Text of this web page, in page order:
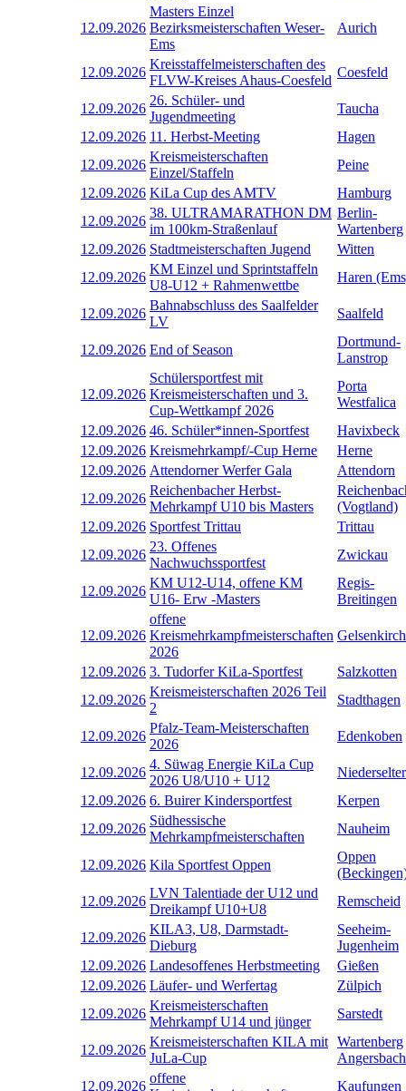
12.09.2026
Masters Einzel
Bezirksmeisterschaften Weser-
Ems
Aurich
12.09.2026
Kreisstaffelmeisterschaften des
FLVW-Kreises Ahaus-Coesfeld
Coesfeld
12.09.2026
26. Schüler- und
Jugendmeeting
Taucha
12.09.2026 11. Herbst-Meeting
Hagen
12.09.2026
Kreismeisterschaften
Einzel/Staffeln
Peine
12.09.2026 KiLa Cup des AMTV
Hamburg
12.09.2026
38. ULTRAMARATHON DM
im 100km-Straßenlauf
Berlin-
Wartenberg
12.09.2026 Stadtmeisterschaften Jugend
Witten
12.09.2026
KM Einzel und Sprintstaffeln
U8-U12 + Rahmenwettbe
Haren
12.09.2026
Bahnabschluss des Saalfelder
LV
Saalfeld
12.09.2026 End of Season
Dortmund-
Lanstrop
12.09.2026
Schülersportfest mit
Kreismeisterschaften und 3.
Cup-Wettkampf 2026
Porta
Westfalica
12.09.2026 46. Schüler*innen-Sportfest
Havixbeck
12.09.2026 Kreismehrkampf/-Cup Herne
Herne
12.09.2026 Attendorner Werfer Gala
Attendorn
12.09.2026
Reichenbacher Herbst-
Mehrkampf U10 bis Masters
(Vogtland)
12.09.2026 Sportfest Trittau
Trittau
12.09.2026
23. Offenes
Nachwuchssportfest
Zwickau
12.09.2026
KM U12-U14, offene KM
U16- Erw -Masters
Regis-
Breitingen
12.09.2026
offene
Kreismehrkampfmeisterschaften
2026
12.09.2026 3. Tudorfer KiLa-Sportfest
Salzkotten
12.09.2026
Kreismeisterschaften 2026 Teil
2
Stadthagen
12.09.2026
Pfalz-Team-Meisterschaften
2026
Edenkoben
12.09.2026
4. Süwag Energie KiLa Cup
2026 U8/U10 + U12
12.09.2026 6. Buirer Kindersportfest
Kerpen
12.09.2026
Südhessische
Mehrkampfmeisterschaften
Nauheim
12.09.2026 Kila Sportfest Oppen
Oppen
12.09.2026
LVN Talentiade der U12 und
Dreikampf U10+U8
Remscheid
12.09.2026
KILA3, U8, Darmstadt-
Dieburg
Seeheim-
Jugenheim
12.09.2026 Landesoffenes Herbstmeeting
Gießen
12.09.2026 Läufer- und Werfertag
Zülpich
12.09.2026
Kreismeisterschaften
Mehrkampf U14 und jünger
Sarstedt
12.09.2026
Kreismeisterschaften KILA mit
JuLa-Cup
Wartenberg
Angersbach
12.09.2026
offene
Kaufungen